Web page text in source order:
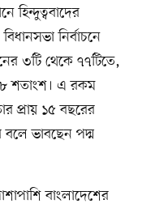
নির্বাচনে
৩টি থেকে ৭৭টিতে,
শতাংশ। এ রকম
প্রায় ১৫ বছরের
ভাবছেন পদ্ম
বাংলাদেশের